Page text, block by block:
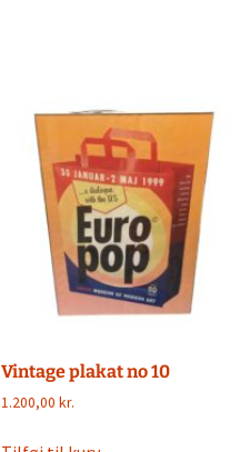
Vintage plakat no 10
1.200,00 kr.